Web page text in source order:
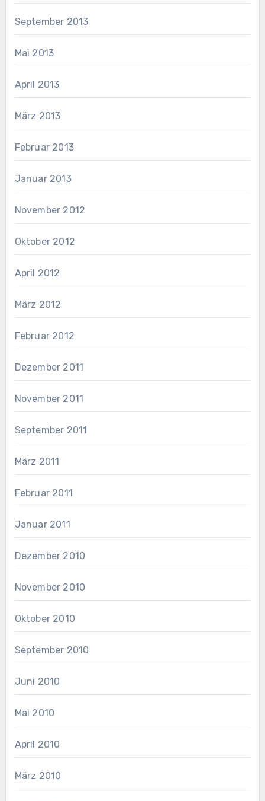
September 2013
Mai 2013
April 2013
März 2013
Februar 2013
Januar 2013
November 2012
Oktober 2012
April 2012
März 2012
Februar 2012
Dezember 2011
November 2011
September 2011
März 2011
Februar 2011
Januar 2011
Dezember 2010
November 2010
Oktober 2010
September 2010
Juni 2010
Mai 2010
April 2010
März 2010